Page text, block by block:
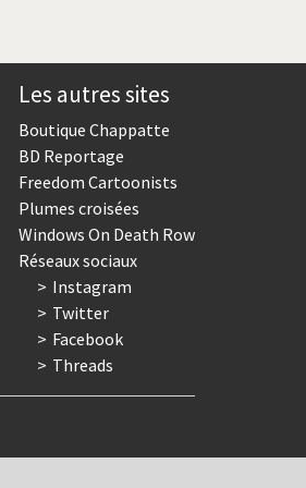
Les autres sites
Boutique Chappatte
BD Reportage
Freedom Cartoonists
Plumes croisées
Windows On Death Row
Réseaux sociaux
Instagram
Twitter
Facebook
Threads